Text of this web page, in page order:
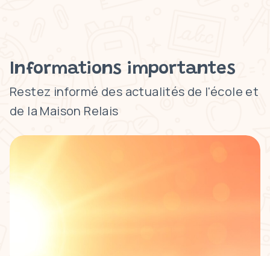
Informations importantes
Restez informé des actualités de l'école et
de la Maison Relais